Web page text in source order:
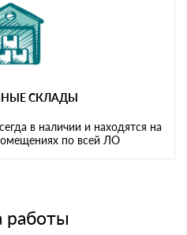
СКЛАДЫ
в наличии и находятся на
по всей ЛО
работы